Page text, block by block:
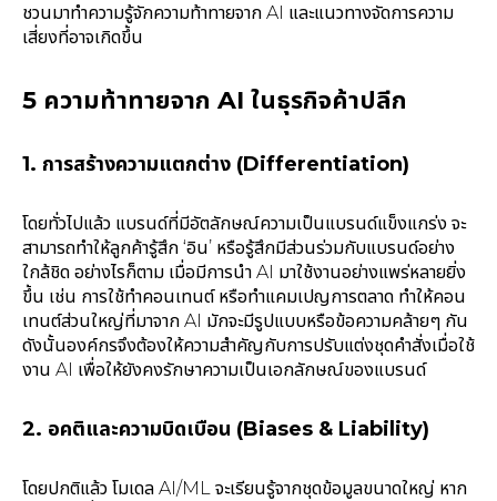
ชวนมาทำความรู้จักความท้าทายจาก AI และแนวทางจัดการความ
เสี่ยงที่อาจเกิดขึ้น
5 ความท้าทายจาก AI ในธุรกิจค้าปลีก
1. การสร้างความแตกต่าง (Differentiation)
โดยทั่วไปแล้ว แบรนด์ที่มีอัตลักษณ์ความเป็นแบรนด์แข็งแกร่ง จะ
สามารถทำให้ลูกค้ารู้สึก ‘อิน’ หรือรู้สึกมีส่วนร่วมกับแบรนด์อย่าง
ใกล้ชิด อย่างไรก็ตาม เมื่อมีการนำ AI มาใช้งานอย่างแพร่หลายยิ่ง
ขึ้น เช่น การใช้ทำคอนเทนต์ หรือทำแคมเปญการตลาด ทำให้คอน
เทนต์ส่วนใหญ่ที่มาจาก AI มักจะมีรูปแบบหรือข้อความคล้ายๆ กัน
ดังนั้นองค์กรจึงต้องให้ความสำคัญกับการปรับแต่งชุดคำสั่งเมื่อใช้
งาน AI เพื่อให้ยังคงรักษาความเป็นเอกลักษณ์ของแบรนด์
2. อคติและความบิดเบือน (Biases & Liability)
โดยปกติแล้ว โมเดล AI/ML จะเรียนรู้จากชุดข้อมูลขนาดใหญ่ หาก